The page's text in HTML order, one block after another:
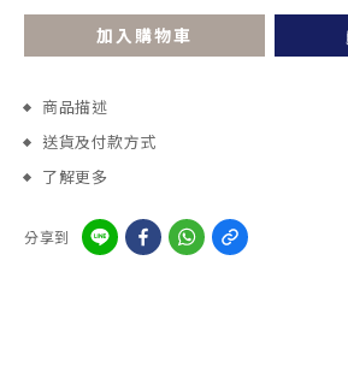
加入購物車
商品描述
送貨及付款方式
了解更多
分享到